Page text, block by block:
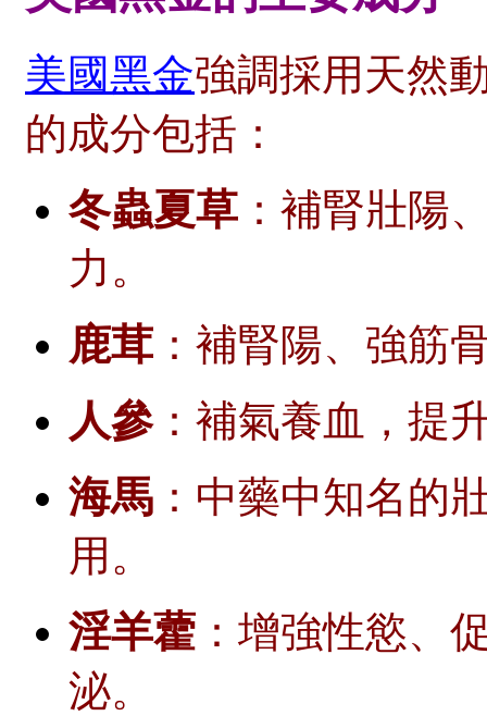
美國黑金強調採用天然
的成分包括：
冬蟲夏草 ：補腎壯陽
力。
鹿茸 ：補腎陽、強筋
人參：補氣養血，提
海馬 ：中藥中知名的
用。
淫羊藿 ：增強性慾、
泌。